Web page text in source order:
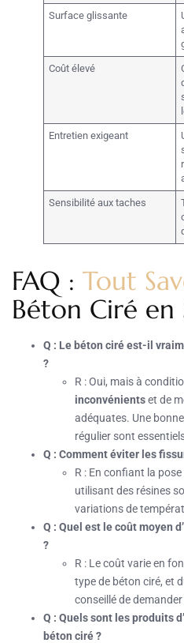
Surface glissante
Coût élevé
Entretien exigeant
Sensibilité aux taches
FAQ : Tout
Béton Ciré en
Q : Le béton ciré est-il
?
R : Oui, mais à
inconvénientset de
adéquates. Une
régulier sont
Q : Comment éviter les
R : En confiant la
utilisant des résines
variations de
Q : Quel est le coût moyen
?
R : Le coût varie en
type de béton ciré, et
conseillé de
Q : Quels sont les produits
béton ciré ?